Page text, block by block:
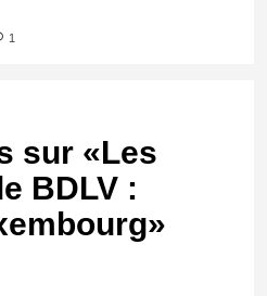
1
sur «Les
BDLV :
»